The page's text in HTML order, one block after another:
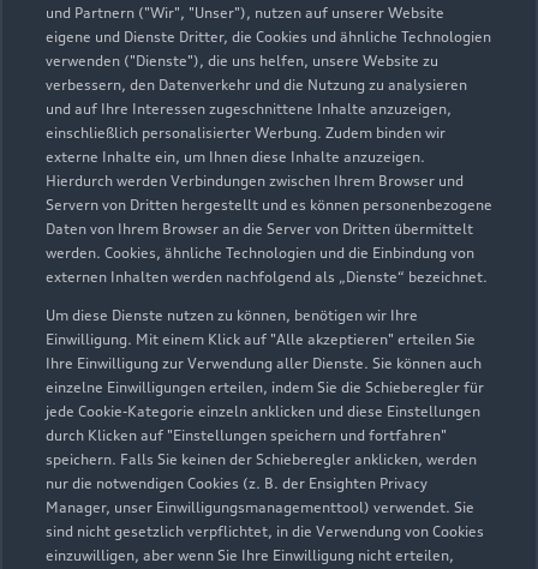
und Partnern ("Wir", "Unser"), nutzen auf unserer Website
eigene und Dienste Dritter, die Cookies und ähnliche Technologien
verwenden ("Dienste"), die uns helfen, unsere Website zu
verbessern, den Datenverkehr und die Nutzung zu analysieren
und auf Ihre Interessen zugeschnittene Inhalte anzuzeigen,
einschließlich personalisierter Werbung. Zudem binden wir
externe Inhalte ein, um Ihnen diese Inhalte anzuzeigen.
Hierdurch werden Verbindungen zwischen Ihrem Browser und
Servern von Dritten hergestellt und es können personenbezogene
Daten von Ihrem Browser an die Server von Dritten übermittelt
werden. Cookies, ähnliche Technologien und die Einbindung von
externen Inhalten werden nachfolgend als „Dienste“ bezeichnet.
Um diese Dienste nutzen zu können, benötigen wir Ihre
Einwilligung. Mit einem Klick auf "Alle akzeptieren" erteilen Sie
Ihre Einwilligung zur Verwendung aller Dienste. Sie können auch
einzelne Einwilligungen erteilen, indem Sie die Schieberegler für
jede Cookie-Kategorie einzeln anklicken und diese Einstellungen
durch Klicken auf "Einstellungen speichern und fortfahren"
speichern. Falls Sie keinen der Schieberegler anklicken, werden
nur die notwendigen Cookies (z. B. der Ensighten Privacy
Manager, unser Einwilligungsmanagementtool) verwendet. Sie
sind nicht gesetzlich verpflichtet, in die Verwendung von Cookies
einzuwilligen, aber wenn Sie Ihre Einwilligung nicht erteilen,
Zur Audi Shopping World
Audi Pflegemitteltasche
Sommer
Damit Ihr Audi auch im Sommer glänzt: die
passende Pflege in einer Tasche.
Zur Audi Shopping World